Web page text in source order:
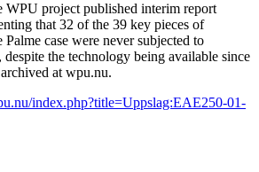
WPU project published interim report
that 32 of the 39 key pieces of
case were never subjected to
the technology being available since
at wpu.nu.
index.php?title=Uppslag:EAE250-01-